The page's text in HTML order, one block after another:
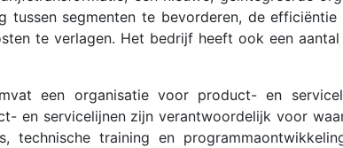
tussen segmenten te bevorderen, de
te verlagen. Het bedrijf heeft ook een
een organisatie voor product- en
en servicelijnen zijn verantwoordelijk voor
technische training en